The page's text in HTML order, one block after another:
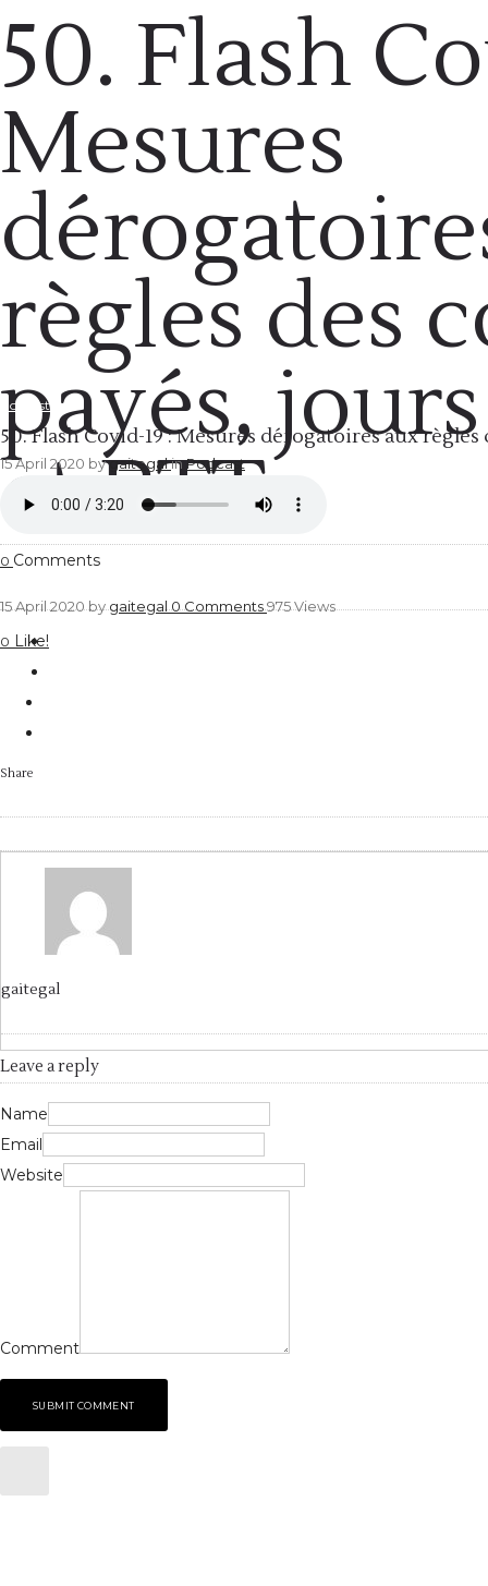
50. Flash
Mesures
règles des
payés,
et RTT
15 April 2020by gaitegal0Comments975 Views
Podcast
50. Flash Covid-19 : Mesures dérogatoires aux
15 April 2020 bygaitegalinPodcast
0 Comments
0 Like!
Share
gaitegal
Leave a reply
Name
Email
Website
Comment
SUBMIT COMMENT